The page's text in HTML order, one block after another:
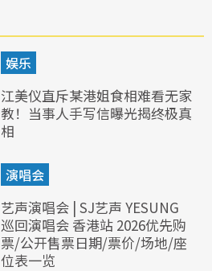
娱乐
江美仪直斥某港姐食相难看无家
教！当事人手写信曝光揭终极真
相
演唱会
艺声演唱会 | SJ艺声 YESUNG
巡回演唱会 香港站 2026优先购
票/公开售票日期/票价/场地/座
位表一览